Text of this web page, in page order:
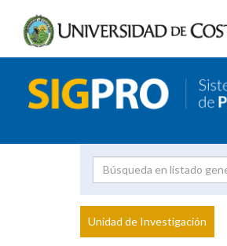
Proyecto
Unidad de Investigación